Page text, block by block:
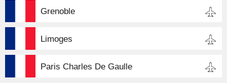
Grenoble
Limoges
Paris Charles De Gaulle